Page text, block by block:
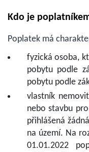
Kdo je
Poplatek má
fyzická osoba,
pobytu podle
pobytu podle
vlastník
nebo stavbu
přihlášená
na území. Na
01.01.2022